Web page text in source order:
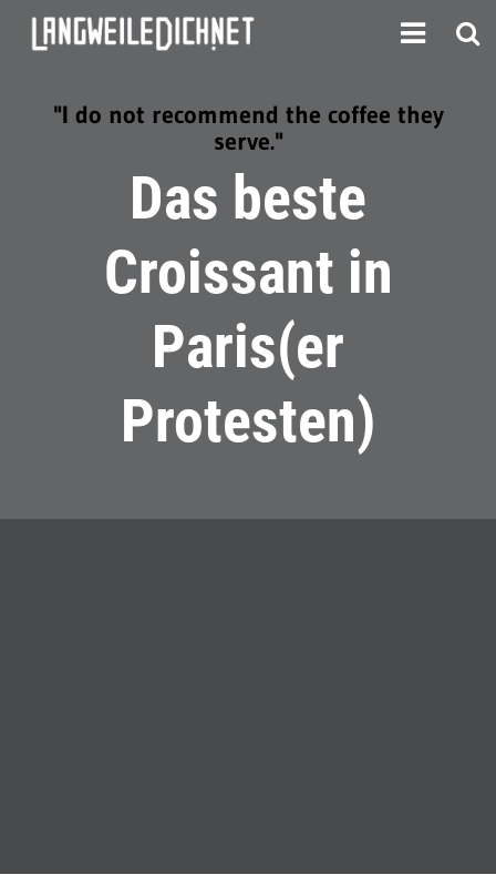
"I do not recommend the coffee they
serve."
Das beste
Croissant in
Paris(er
Protesten)